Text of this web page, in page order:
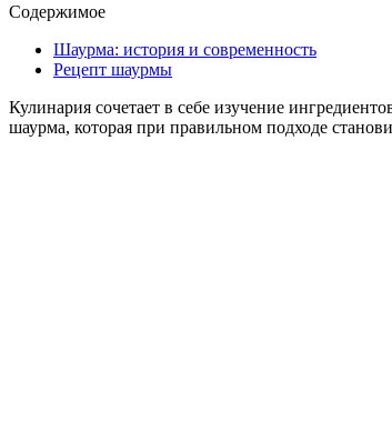
Содержимое
Шаурма: история и современность
Рецепт шаурмы
Кулинария сочетает в себе изучение
шаурма, которая при правильном подходе